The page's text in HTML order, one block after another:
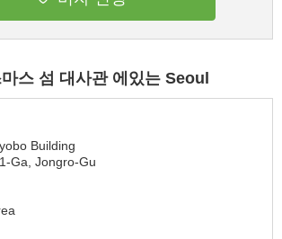
스 섬 대사관 에있는 Seoul
Building
Ga, Jongro-Gu